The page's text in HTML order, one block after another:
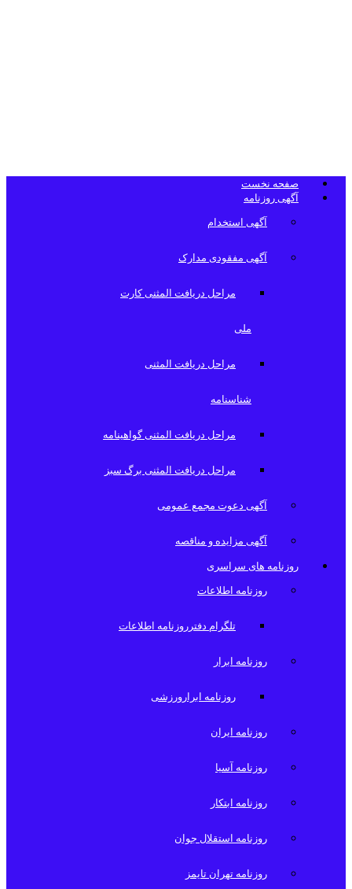
صفحه نخست
آگهی روزنامه
آگهی استخدام
آگهی مفقودی مدارک
مراحل دریافت المثنی کارت
ملی
مراحل دریافت المثنی
شناسنامه
مراحل دریافت المثنی گواهینامه
مراحل دریافت المثنی برگ سبز
آگهی دعوت مجمع عمومی
آگهی مزایده و مناقصه
روزنامه های سراسری
روزنامه اطلاعات
تلگرام دفترروزنامه اطلاعات
روزنامه ابرار
روزنامه ابرارورزشی
روزنامه ایران
روزنامه آسیا
روزنامه ابتکار
روزنامه استقلال جوان
روزنامه تهران تایمز